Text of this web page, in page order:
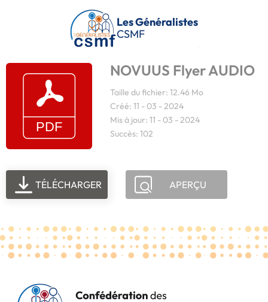
Passer au contenu principal
Les Généralistes
CSMF
NOVUUS Flyer AUDIO
Taille du fichier: 12.46 Mo
Créé: 11 - 03 - 2024
Mis à jour: 11 - 03 - 2024
Succès: 102
TÉLÉCHARGER APERÇU